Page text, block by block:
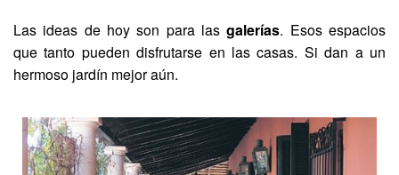
Las ideas de hoy son para lasgalerías. Esos espacios
que tanto pueden disfrutarse en las casas. Si dan a un
hermoso jardín mejor aún.